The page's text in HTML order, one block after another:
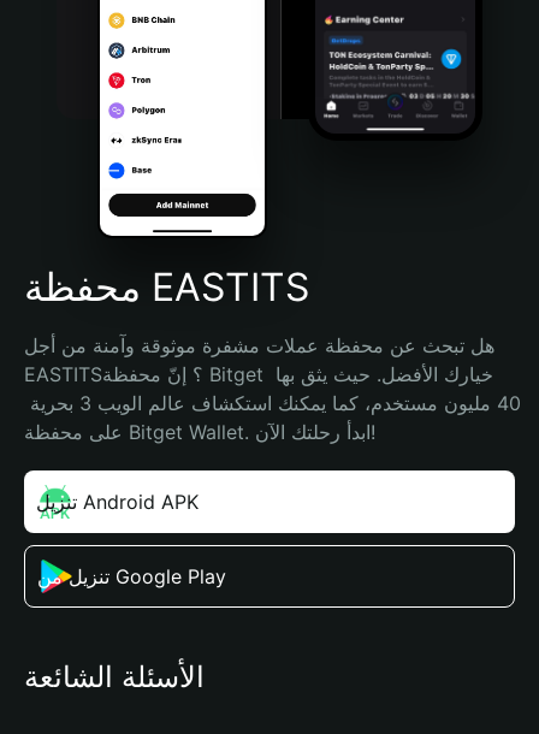
Português (Portugal)
Bahasa Indonesia
Português (Brasil)
Español (Argentina)
محفظة EASTITS
هل تبحث عن محفظة عملات مشفرة موثوقة وآمنة من أجل
EASTITS؟ إنّ محفظة Bitget خيارك الأفضل. حيث يثق بها
على محفظة Bitget Wallet. ابدأ رحلتك الآن!
تنزيل Android APK
تنزيل من Google Play
الأسئلة الشائعة